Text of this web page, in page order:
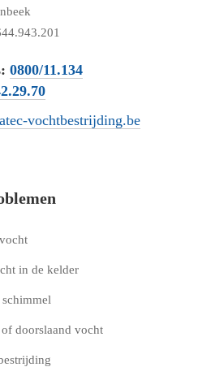
0800/11.134
vochtbestrijding.be
in de kelder
doorslaand vocht